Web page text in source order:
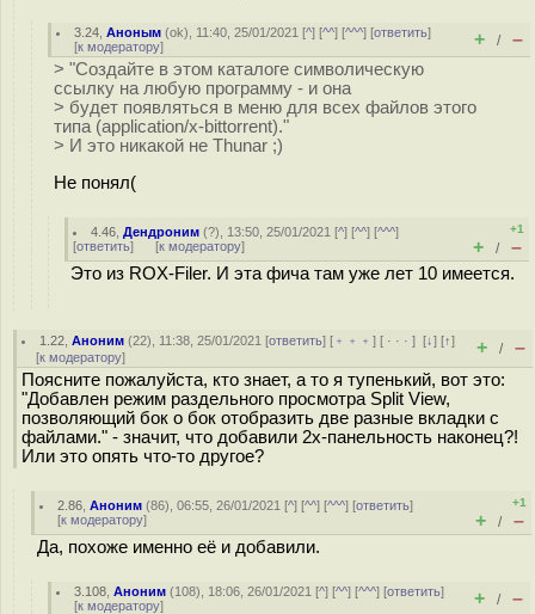
3.24 ,Аноным (ok), 11:40, 25/01/2021 [^] [^^] [^^^] [ответить]
[к модератору] + / –
> "Создайте в этом каталоге символическую
ссылку на любую программу - и она
> будет появляться в меню для всех файлов этого
типа (application/x-bittorrent)."
> И это никакой не Thunar ;)
Не понял(
4.46 ,Дендроним (?), 13:50, 25/01/2021 [^] [^^] [^^^]
[ответить] [к модератору]
+1
+ / –
Это из ROX-Filer. И эта фича там уже лет 10 имеется.
1.22 ,Аноним (22), 11:38, 25/01/2021 [ответить] [ ﹢﹢﹢] [ · · ·][↓] [↑]
[к модератору] + / –
Поясните пожалуйста, кто знает, а то я тупенький, вот это:
"Добавлен режим раздельного просмотра Split View,
позволяющий бок о бок отобразить две разные вкладки с
файлами." - значит, что добавили 2х-панельность наконец?!
Или это опять что-то другое?
2.86 ,Аноним (86), 06:55, 26/01/2021 [^] [^^] [^^^] [ответить]
[к модератору]
+1
+ / –
Да, похоже именно её и добавили.
3.108 ,Аноним (108), 18:06, 26/01/2021 [^] [^^] [^^^] [ответить]
[к модератору] + / –